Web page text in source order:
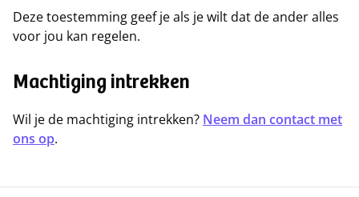
Deze toestemming geef je als je wilt dat de ander alles
voor jou kan regelen.
Machtiging intrekken
Wil je de machtiging intrekken? Neem dan contact met
ons op.